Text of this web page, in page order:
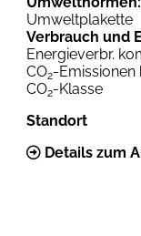
Umweltplakette
Verbrauch und
Energieverbr.
CO2-Emissionen
CO2-Klasse
Standort
Details zum